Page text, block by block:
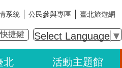
系統 公民參與專區 臺北旅遊網
捷鍵 Select Language ▼
北 活動主題館